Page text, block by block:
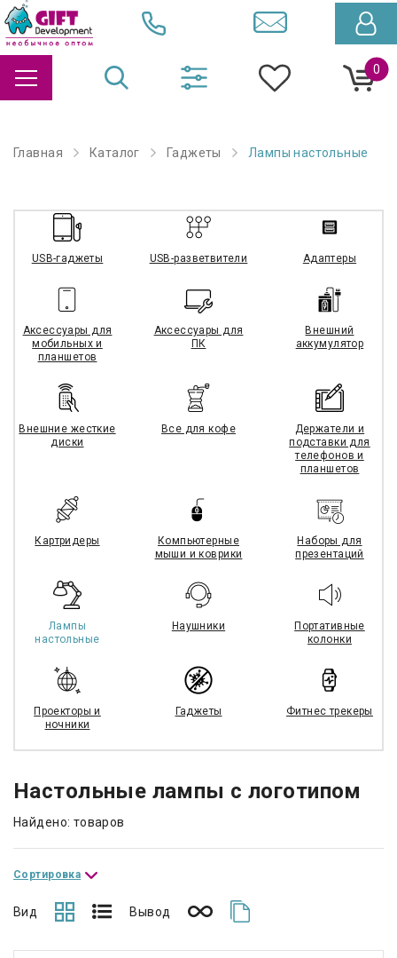
0
Главная Каталог Гаджеты Лампы настольные
USB-гаджеты USB-разветвители Адаптеры
Аксессуары для
мобильных и
планшетов
Аксессуары для
ПК
Внешний
аккумулятор
Внешние жесткие
диски
Все для кофе
Держатели и
подставки для
телефонов и
планшетов
Картридеры
Компьютерные
мыши и коврики
Наборы для
презентаций
Лампы
настольные
Наушники
Портативные
колонки
Проекторы и
ночники
Гаджеты Фитнес трекеры
Настольные лампы с логотипом
Найдено: товаров
Сортировка
Вид Вывод